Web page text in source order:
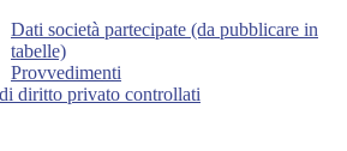
Dati società partecipate (da pubblicare in
tabelle)
Provvedimenti
diritto privato controllati